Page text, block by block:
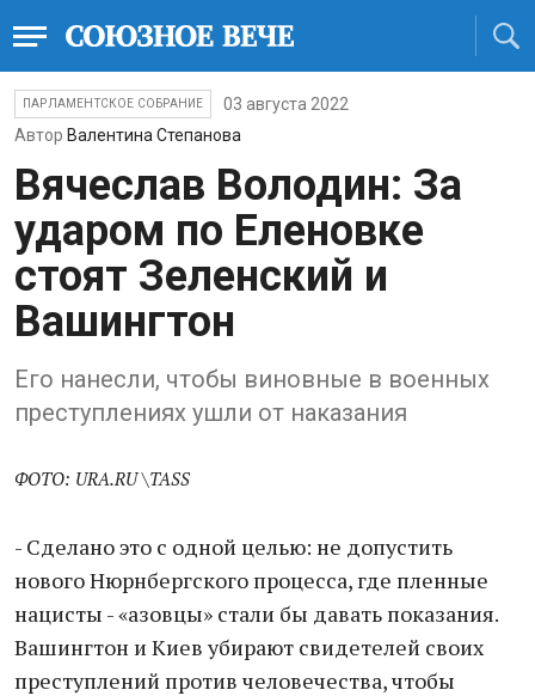
ПАРЛАМЕНТСКОЕ СОБРАНИЕ
03 августа 2022
Автор Валентина Степанова
Вячеслав Володин: За
ударом по Еленовке
стоят Зеленский и
Вашингтон
Его нанесли, чтобы виновные в военных
преступлениях ушли от наказания
ФОТО: URA.RU \TASS
- Сделано это с одной целью: не допустить
нового Нюрнбергского процесса, где пленные
нацисты - «азовцы» стали бы давать показания.
Вашингтон и Киев убирают свидетелей своих
преступлений против человечества, чтобы